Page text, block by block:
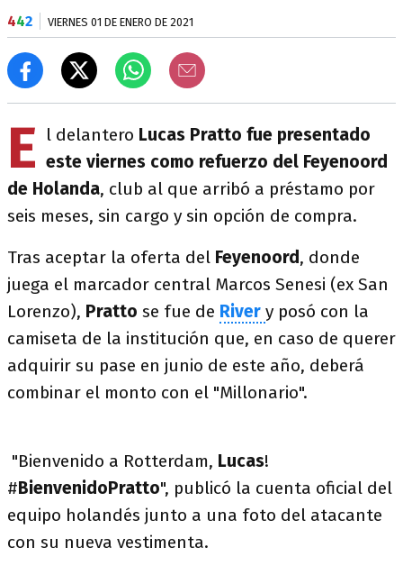
442 VIERNES 01 DE ENERO DE 2021
E l delantero Lucas Pratto fue presentado
este viernes como refuerzo del Feyenoord
de Holanda, club al que arribó a préstamo por
seis meses, sin cargo y sin opción de compra.
Tras aceptar la oferta del Feyenoord, donde
juega el marcador central Marcos Senesi (ex San
Lorenzo), Pratto se fue de River y posó con la
camiseta de la institución que, en caso de querer
adquirir su pase en junio de este año, deberá
combinar el monto con el "Millonario".
"Bienvenido a Rotterdam, Lucas!
#BienvenidoPratto", publicó la cuenta oficial del
equipo holandés junto a una foto del atacante
con su nueva vestimenta.